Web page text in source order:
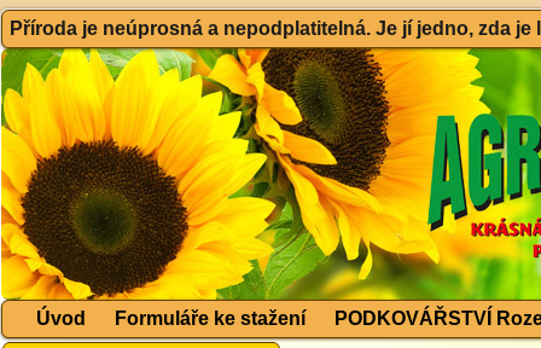
Příroda je neúprosná a nepodplatitelná. Je jí jedno, zda
Úvod Formuláře ke stažení PODKOVÁŘSTVÍ